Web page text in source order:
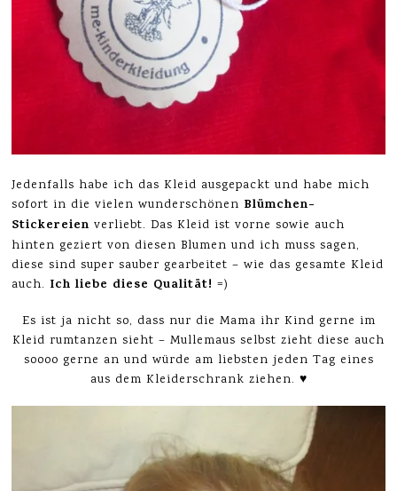
Jedenfalls habe ich das Kleid ausgepackt und habe mich
sofort in die vielen wunderschönen Blümchen-
Stickereien verliebt. Das Kleid ist vorne sowie auch
hinten geziert von diesen Blumen und ich muss sagen,
diese sind super sauber gearbeitet – wie das gesamte Kleid
auch. Ich liebe diese Qualität! =)
Es ist ja nicht so, dass nur die Mama ihr Kind gerne im
Kleid rumtanzen sieht – Mullemaus selbst zieht diese auch
soooo gerne an und würde am liebsten jeden Tag eines
aus dem Kleiderschrank ziehen. ♥